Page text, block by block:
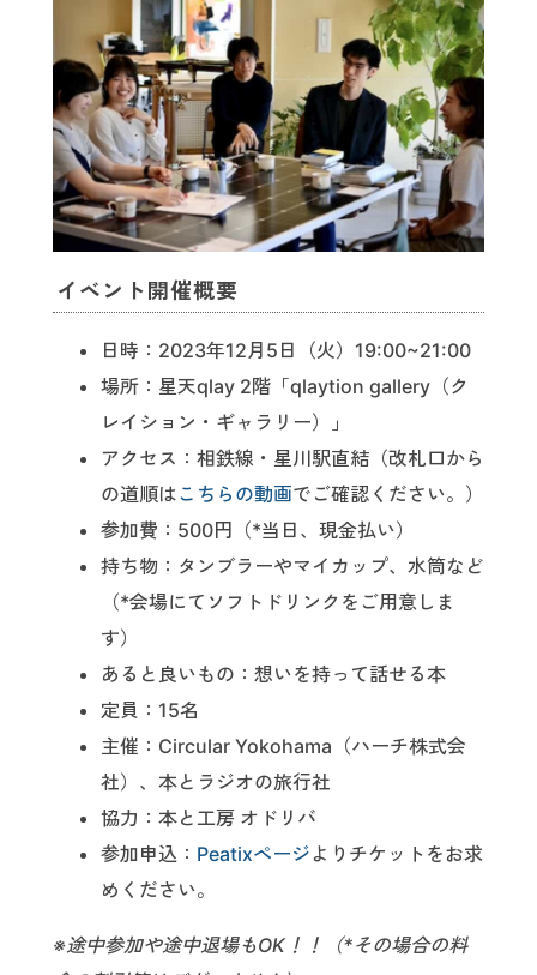
イベント開催概要
日時：2023年12月5日（火）19:00~21:00
場所：星天qlay 2階「qlaytion gallery（ク
レイション・ギャラリー）」
アクセス：相鉄線・星川駅直結（改札口から
の道順は こちらの動画でご確認ください。）
参加費：500円（*当日、現金払い）
持ち物：タンブラーやマイカップ、水筒など
（*会場にてソフトドリンクをご用意しま
す）
あると良いもの：想いを持って話せる本
定員：15名
主催：Circular Yokohama（ハーチ株式会
社）、本とラジオの旅行社
協力：本と工房 オドリバ
参加申込： Peatixページよりチケットをお求
めください。
※途中参加や途中退場もOK！！（*その場合の料